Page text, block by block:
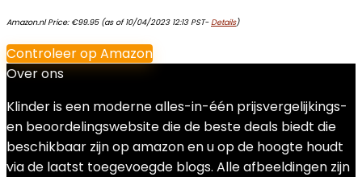
Amazon.nl Price: €99.95(as of 10/04/2023 12:13 PST-Details)
Controleer op Amazon
Over ons
Klinder is een moderne alles-in-één prijsvergelijkings-
en beoordelingswebsite die de beste deals biedt die
beschikbaar zijn op amazon en u op de hoogte houdt
via de laatst toegevoegde blogs. Alle afbeeldingen zijn